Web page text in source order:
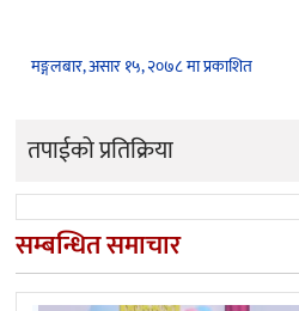
मङ्गलबार, असार १५, २०७८ मा प्रकाशित
तपाईको प्रतिक्रिया
सम्बन्धित समाचार